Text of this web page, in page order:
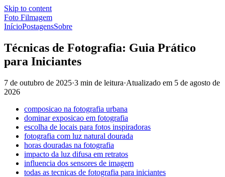
Skip to content
Foto Filmagem
InícioPostagensSobre
Técnicas de Fotografia: Guia Prático
para Iniciantes
7 de outubro de 2025·3 min de leitura·Atualizado em 5 de agosto de
2026
composicao na fotografia urbana
dominar exposicao em fotografia
escolha de locais para fotos inspiradoras
fotografia com luz natural dourada
horas douradas na fotografia
impacto da luz difusa em retratos
influencia dos sensores de imagem
todas as tecnicas de fotografia para iniciantes